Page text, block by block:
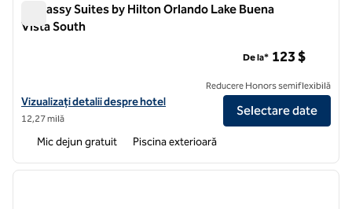
Embassy Suites by Hilton Orlando Lake Buena
Vista South
Vizualizați detaliile hotelului pentru Embassy Suites by Hilton
Vizualizați detalii despre hotel
12,27 milă
De la* 123 $
Reducere Honors semiflexibilă
Selectare date
Mic dejun gratuit Piscina exterioară
1 din 9